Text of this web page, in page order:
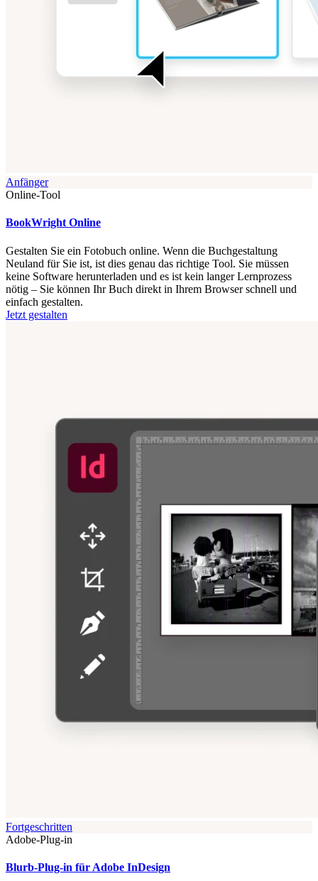
Anfänger
Online-Tool
BookWright Online
Gestalten Sie ein Fotobuch online. Wenn die Buchgestaltung
Neuland für Sie ist, ist dies genau das richtige Tool. Sie müssen
keine Software herunterladen und es ist kein langer Lernprozess
nötig – Sie können Ihr Buch direkt in Ihrem Browser schnell und
einfach gestalten.
Jetzt gestalten
Fortgeschritten
Adobe-Plug-in
Blurb-Plug-in für Adobe InDesign